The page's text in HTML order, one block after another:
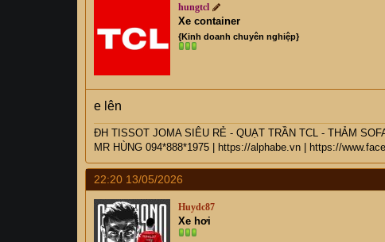
hungtcl
Xe container
{Kinh doanh chuyên nghiệp}
e lên
ĐH TISSOT JOMA SIÊU RẺ - QUẠT TRẦN TCL - THẢM
MR HÙNG 094*888*1975 | https://alphabe.vn | https://
22:20 13/05/2026
Huydc87
Xe hơi